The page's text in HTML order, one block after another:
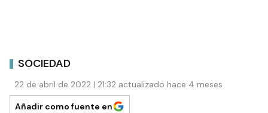
SOCIEDAD
22 de abril de 2022 | 21:32 actualizado hace 4 meses
Añadir como fuente en